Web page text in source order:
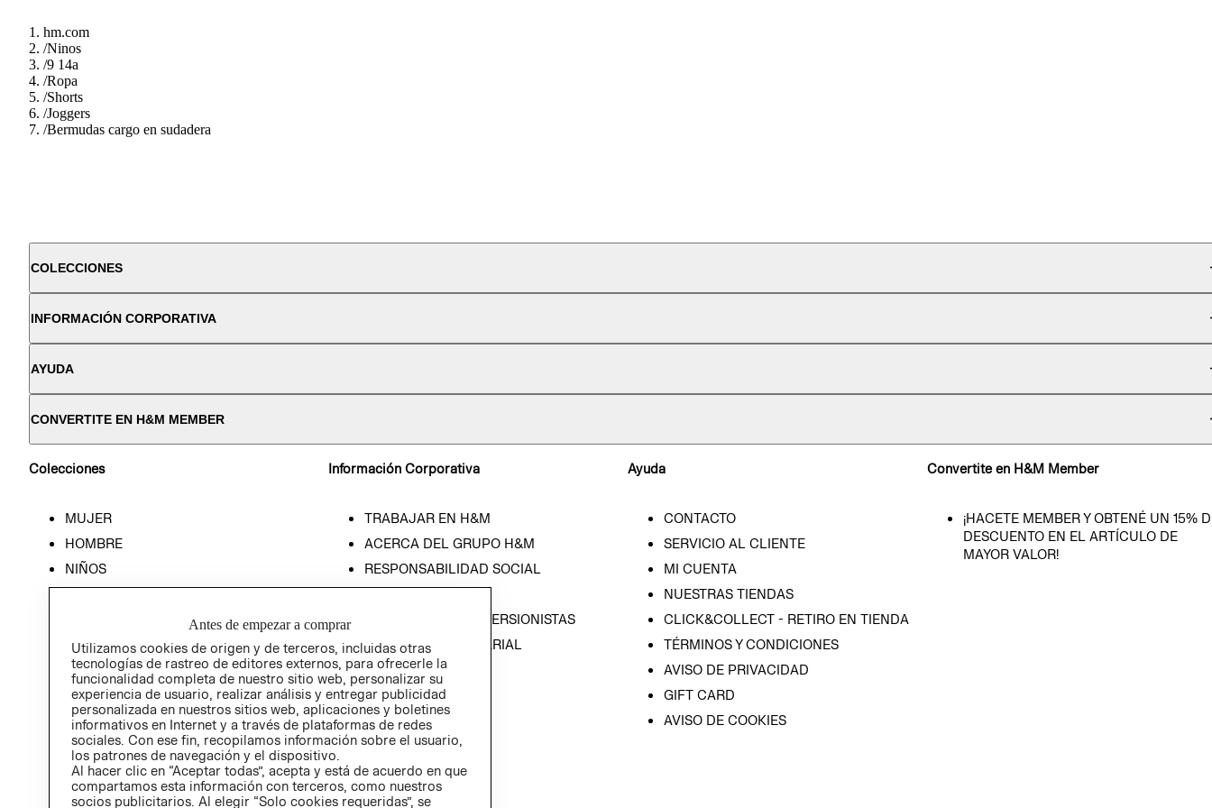
hm.com
/Ninos
/9 14a
/Ropa
/Shorts
/Joggers
/Bermudas cargo en sudadera
COLECCIONES
INFORMACIÓN CORPORATIVA
AYUDA
CONVERTITE EN H&M MEMBER
Colecciones
MUJER
HOMBRE
NIÑOS
Información Corporativa
TRABAJAR EN H&M
ACERCA DEL GRUPO H&M
RESPONSABILIDAD SOCIAL
RELACIÓN CON INVERSIONISTAS
POLÍTICA EMPRESARIAL
Ayuda
CONTACTO
SERVICIO AL CLIENTE
MI CUENTA
NUESTRAS TIENDAS
CLICK&COLLECT - RETIRO EN TIENDA
TÉRMINOS Y CONDICIONES
AVISO DE PRIVACIDAD
GIFT CARD
AVISO DE COOKIES
Convertite en H&M Member
¡HACETE MEMBER Y OBTENÉ UN 15%
DESCUENTO EN EL ARTÍCULO DE
MAYOR VALOR!
Antes de empezar a comprar
Utilizamos cookies de origen y de terceros, incluidas otras
tecnologías de rastreo de editores externos, para ofrecerle la
funcionalidad completa de nuestro sitio web, personalizar su
experiencia de usuario, realizar análisis y entregar publicidad
personalizada en nuestros sitios web, aplicaciones y boletines
informativos en Internet y a través de plataformas de redes
sociales. Con ese fin, recopilamos información sobre el usuario,
los patrones de navegación y el dispositivo.
Al hacer clic en “Aceptar todas”, acepta y está de acuerdo en que
compartamos esta información con terceros, como nuestros
socios publicitarios. Al elegir “Solo cookies requeridas”, se